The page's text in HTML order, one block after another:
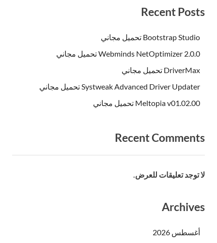
Recent Posts
Bootstrap Studio تحميل مجاني
Webminds NetOptimizer 2.0.0 تحميل مجاني
DriverMax تحميل مجاني
Systweak Advanced Driver Updater تحميل مجاني
Meltopia v01.02.00 تحميل مجاني
Recent Comments
لا توجد تعليقات للعرض.
Archives
أغسطس 2026